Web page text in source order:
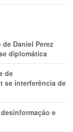
Daniel Perez
diplomática
de
se interferência de
e